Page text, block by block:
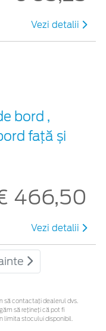
Vezi detalii
bord ,
față și
466,50
Vezi detalii
să contactaţi dealerul dvs.
să rețineți că pot fi
limita stocului disponibil.